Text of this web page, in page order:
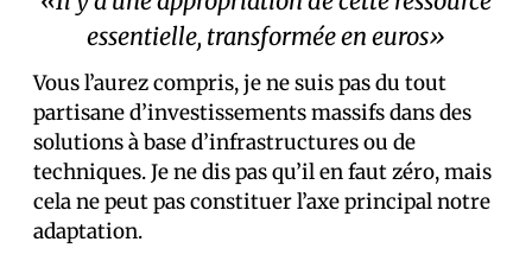
essentielle, transformée en euros»
Vous l’aurez compris, je ne suis pas du tout
partisane d’investissements massifs dans des
solutions à base d’infrastructures ou de
techniques. Je ne dis pas qu’il en faut zéro, mais
cela ne peut pas constituer l’axe principal notre
adaptation.